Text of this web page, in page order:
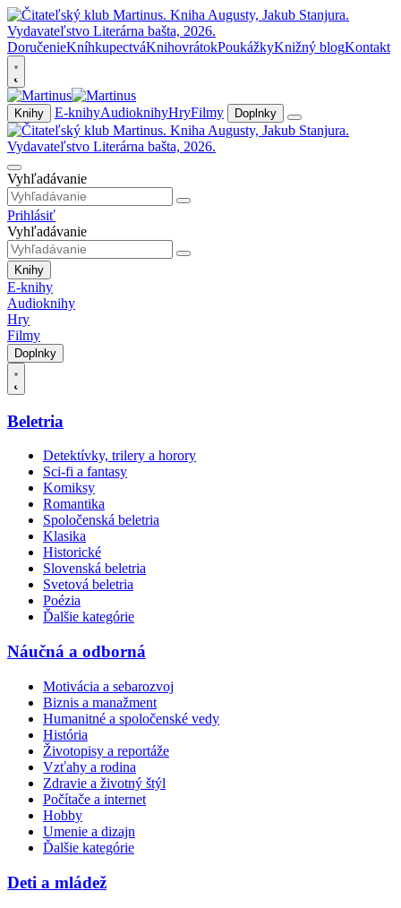
DoručenieKníhkupectváKnihovrátokPoukážkyKnižný blogKontakt
Knihy E-knihyAudioknihyHryFilmy Doplnky
Vyhľadávanie
Prihlásiť
Vyhľadávanie
Knihy
E-knihy
Audioknihy
Hry
Filmy
Doplnky
Beletria
Detektívky, trilery a horory
Sci-fi a fantasy
Komiksy
Romantika
Spoločenská beletria
Klasika
Historické
Slovenská beletria
Svetová beletria
Poézia
Ďalšie kategórie
Náučná a odborná
Motivácia a sebarozvoj
Biznis a manažment
Humanitné a spoločenské vedy
História
Životopisy a reportáže
Vzťahy a rodina
Zdravie a životný štýl
Počítače a internet
Hobby
Umenie a dizajn
Ďalšie kategórie
Deti a mládež